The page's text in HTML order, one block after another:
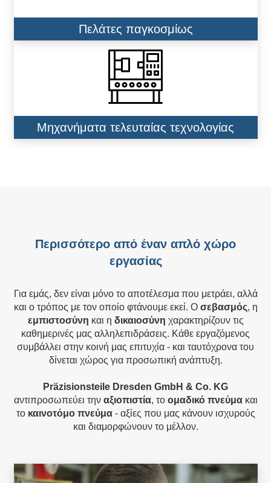
Πελάτες παγκοσμίως
Μηχανήματα τελευταίας τεχνολογίας
Περισσότερο από έναν απλό χώρο
εργασίας
Για εμάς, δεν είναι μόνο το αποτέλεσμα που μετράει, αλλά
και ο τρόπος με τον οποίο φτάνουμε εκεί. Ο σεβασμός, η
εμπιστοσύνη και η δικαιοσύνη χαρακτηρίζουν τις
καθημερινές μας αλληλεπιδράσεις. Κάθε εργαζόμενος
συμβάλλει στην κοινή μας επιτυχία - και ταυτόχρονα του
δίνεται χώρος για προσωπική ανάπτυξη.
Präzisionsteile Dresden GmbH & Co. KG
αντιπροσωπεύει την αξιοπιστία, το ομαδικό πνεύμακαι
το καινοτόμο πνεύμα- αξίες που μας κάνουν ισχυρούς
και διαμορφώνουν το μέλλον.